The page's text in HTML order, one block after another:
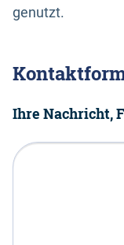
genutzt.
Ihre Nachricht,